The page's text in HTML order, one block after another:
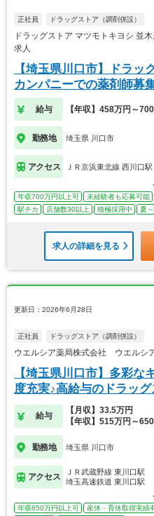
正社員 ドラッグストア（調剤併設）
ドラッグストア マツモトキヨシ 並
求人
【埼玉県川口市】ドラッ
カンパニーでの薬剤師募
給与 【年収】458万円～
勤務地 埼玉県 川口市
アクセス ＪＲ京浜東北線 西川口駅
年収700万円以上可 未経験者も応募可能
駅チカ
店舗数30以上 積極採用中 夏
求人の詳細を見る
更新日：2026年6月28日
正社員 ドラッグストア（調剤併設）
ウエルシア薬局株式会社 ウエルシ
【埼玉県川口市】多彩な
度充実♪高給与のドラッ
給与
【月収】33.5万円
【年収】515万円～
勤務地 埼玉県 川口市
アクセス
ＪＲ武蔵野線 東川口駅
埼玉高速鉄道 東川口駅
年収650万円以上可 産休・育休取得実績